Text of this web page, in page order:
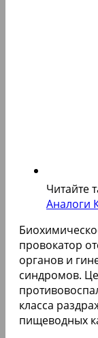
Читайте
Аналоги
провокатор
органов и
синдромов.
класса
пищеводных